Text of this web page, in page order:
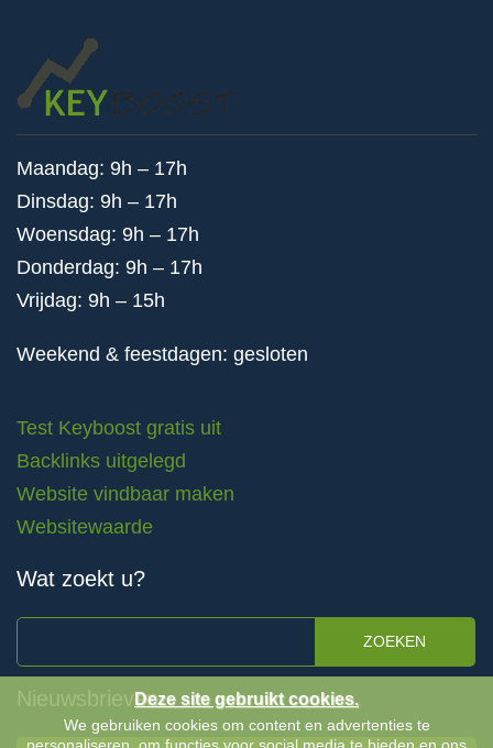
Maandag: 9h – 17h
Dinsdag: 9h – 17h
Woensdag: 9h – 17h
Donderdag: 9h – 17h
Vrijdag: 9h – 15h
Weekend & feestdagen: gesloten
Test Keyboost gratis uit
Backlinks uitgelegd
Website vindbaar maken
Websitewaarde
Wat zoekt u?
ZOEKEN
NieuwsbrievenDeze site gebruikt cookies.
We gebruiken cookies om content en advertenties te